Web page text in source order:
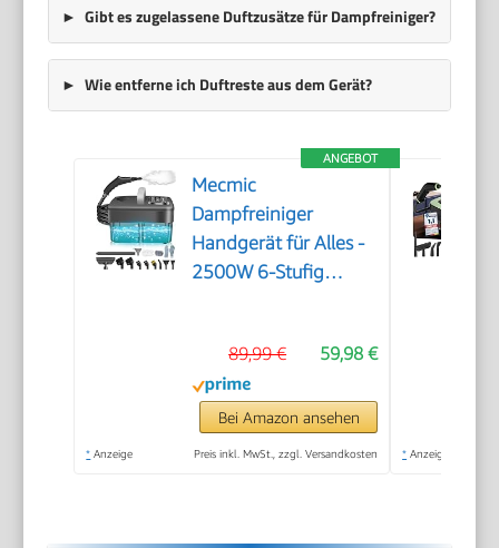
Gibt es zugelassene Duftzusätze für Dampfreiniger?
Wie entferne ich Duftreste aus dem Gerät?
ANGEBOT
Mecmic
Dampfreiniger
Handgerät für Alles -
2500W 6-Stufig
Dampf, 15s
Aufheizzeit, Tragbar
mit 10 Zubehörteilen,
Dampfreinigung für
59,98 €
89,99 €
Bei Amazon ansehen
* Anzeige Preis inkl. MwSt., zzgl. Versandkosten * Anzeige